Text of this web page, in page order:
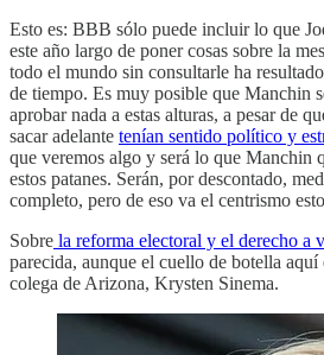
Esto es: BBB sólo puede incluir lo que
este año largo de poner cosas sobre la
todo el mundo sin consultarle ha
de tiempo. Es muy posible que Manchin
aprobar nada a estas alturas, a pesar de
sacar adelante tenían sentido político y
que veremos algo y será lo que Manchin
estos patanes. Serán, por descontado,
completo, pero de eso va el centrismo
Sobre la reforma electoral y el derecho a
parecida, aunque el cuello de botella
colega de Arizona, Krysten Sinema.